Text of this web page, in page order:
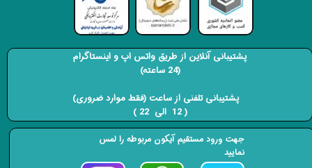
پشتیبانی آنلاین از طریق واتس اپ و اینستاگرام
(24 ساعته)
​​​​​​​ پشتیبانی تلفنی از ساعت (فقط موارد ضروری)
( 12 الی 22 ) ​​​​​​​
جهت ورود مستقیم آیکون مربوطه را لمس
نمایید